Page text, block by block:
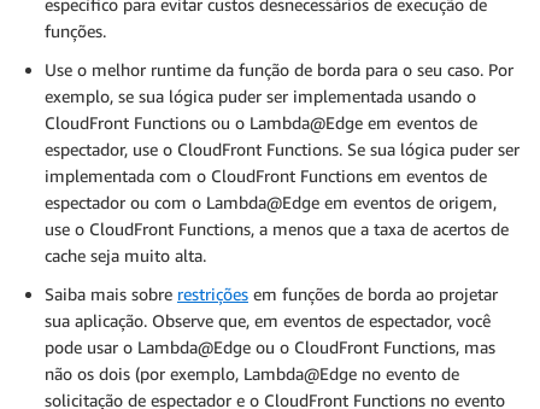
funções.
Use o melhor runtime da função de borda para o seu caso. Por
exemplo, se sua lógica puder ser implementada usando o
CloudFront Functions ou o Lambda@Edge em eventos de
espectador, use o CloudFront Functions. Se sua lógica puder ser
implementada com o CloudFront Functions em eventos de
espectador ou com o Lambda@Edge em eventos de origem,
use o CloudFront Functions, a menos que a taxa de acertos de
cache seja muito alta.
Saiba mais sobre restrições em funções de borda ao projetar
sua aplicação. Observe que, em eventos de espectador, você
pode usar o Lambda@Edge ou o CloudFront Functions, mas
não os dois (por exemplo, Lambda@Edge no evento de
solicitação de espectador e o CloudFront Functions no evento